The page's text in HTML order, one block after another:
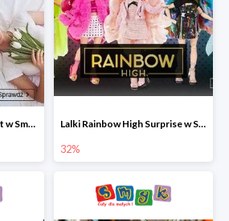
Prezenty na Dzień Kobiet w Smyku do -45% Lalki Rainbow High Surprise w Smyku do -35%
32%